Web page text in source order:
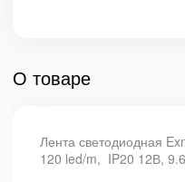
О товаре
Лента светодиодная
120 led/m, IP20 12В,